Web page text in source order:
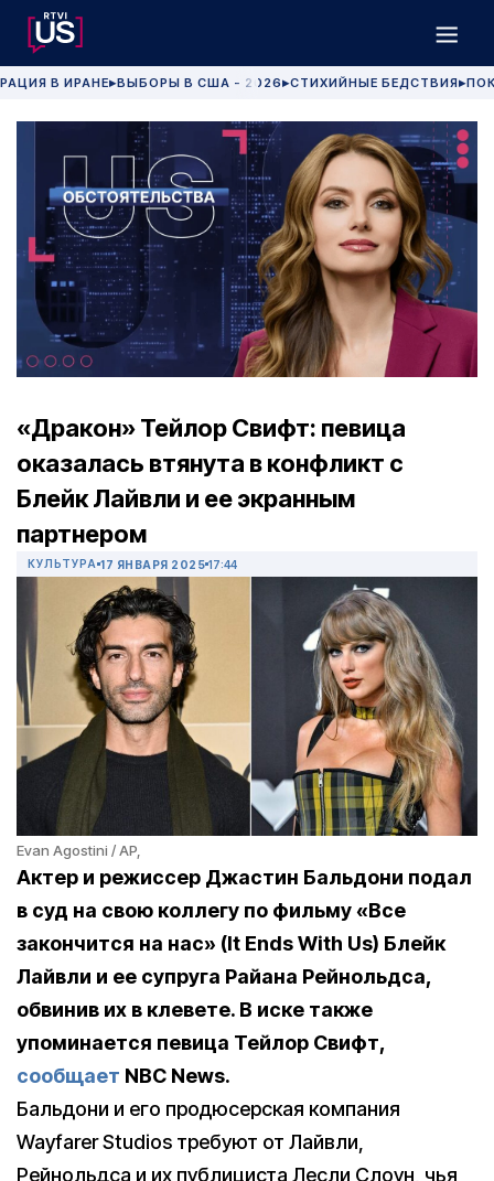
В ИРАНЕ▶ВЫБОРЫ В США - 2026 ▶СТИХИЙНЫЕ БЕДСТВИЯ▶
«Дракон» Тейлор Свифт: певица
оказалась втянута в конфликт с
Блейк Лайвли и ее экранным
партнером
КУЛЬТУРА 17 ЯНВАРЯ 2025 17:44
Evan Agostini / AP,
Актер и режиссер Джастин Бальдони подал
в суд на свою коллегу по фильму «Все
закончится на нас» (It Ends With Us) Блейк
Лайвли и ее супруга Райана Рейнольдса,
обвинив их в клевете. В иске также
упоминается певица Тейлор Свифт,
сообщает NBC News.
Бальдони и его продюсерская компания
Wayfarer Studios требуют от Лайвли,
Рейнольдса и их публициста Лесли Слоун, чья